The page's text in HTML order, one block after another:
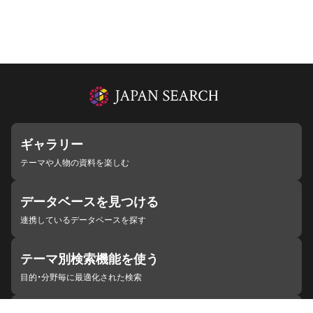
ギャラリー
テーマや人物の資料を楽しむ
データベースを見つける
連携しているデータベースを探す
テーマ別検索機能を使う
目的・分野毎に最適化された検索